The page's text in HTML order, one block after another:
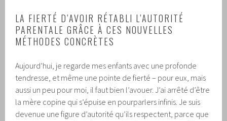
LA FIERTÉ D’AVOIR RÉTABLI L’AUTORITÉ
PARENTALE GRÂCE À CES NOUVELLES
MÉTHODES CONCRÈTES
Aujourd’hui, je regarde mes enfants avec une profonde
tendresse, et même une pointe de fierté – pour eux, mais
aussi un peu pour moi, il faut bien l’avouer. J’ai arrêté d’être
la mère copine qui s’épuise en pourparlers infinis. Je suis
devenue une figure d’autorité qu’ils respectent, parce que